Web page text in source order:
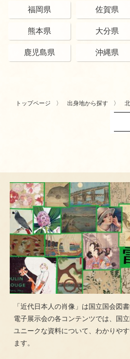
福岡県 佐賀県
熊本県 大分県
鹿児島県 沖縄県
トップページ 出身地から探す
「近代日本人の肖像」は国立国会図
電子展示会の各コンテンツでは、国
ユニークな資料について、わかりや
ます。